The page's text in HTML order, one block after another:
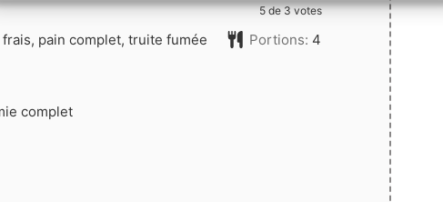
5de3votes
pain complet, truite fumée Portions: 4
complet